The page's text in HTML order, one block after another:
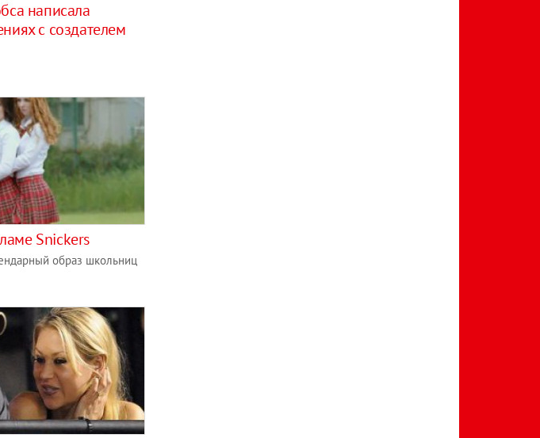
написала
с создателем
Snickers
образ школьниц